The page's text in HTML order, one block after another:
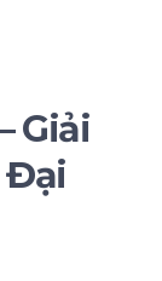
Giải
Đại